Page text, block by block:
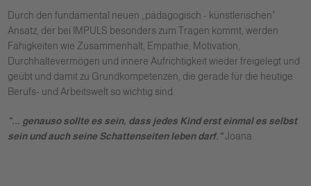
Durch den fundamental neuen „pädagogisch - künstlerischen"
Ansatz, der bei IMPULS besonders zum Tragen kommt, werden
Fähigkeiten wie Zusammenhalt, Empathie, Motivation,
Durchhaltevermögen und innere Aufrichtigkeit wieder freigelegt und
geübt und damit zu Grundkompetenzen, die gerade für die heutige
Berufs- und Arbeitswelt so wichtig sind.
"... genauso sollte es sein, dass jedes Kind erst einmal es selbst
sein und auch seine Schattenseiten leben darf."Joana